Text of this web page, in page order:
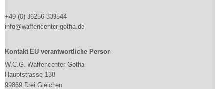
+49 (0) 36256-339544
info@waffencenter-gotha.de
Kontakt EU verantwortliche Person
W.C.G. Waffencenter Gotha
Hauptstrasse 138
99869 Drei Gleichen